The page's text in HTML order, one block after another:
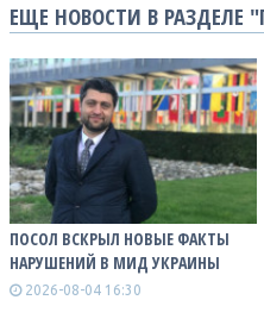
ЕЩЕ НОВОСТИ В РАЗДЕЛЕ
ПОСОЛ ВСКРЫЛ НОВЫЕ ФАКТЫ
НАРУШЕНИЙ В МИД УКРАИНЫ
2026-08-04 16:30